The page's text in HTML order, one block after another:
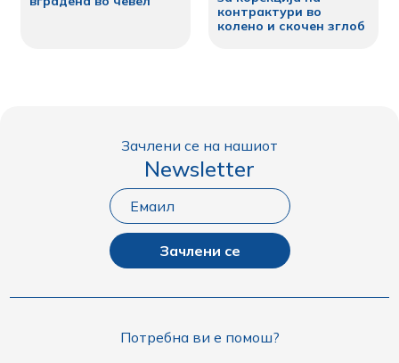
контрактури во
колено и скочен зглоб
Зачлени се на нашиот
Newsletter
Зачлени се
Потребна ви е помош?